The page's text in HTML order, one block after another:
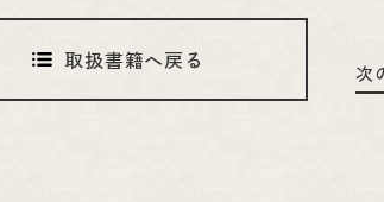
取扱書籍へ戻る 次